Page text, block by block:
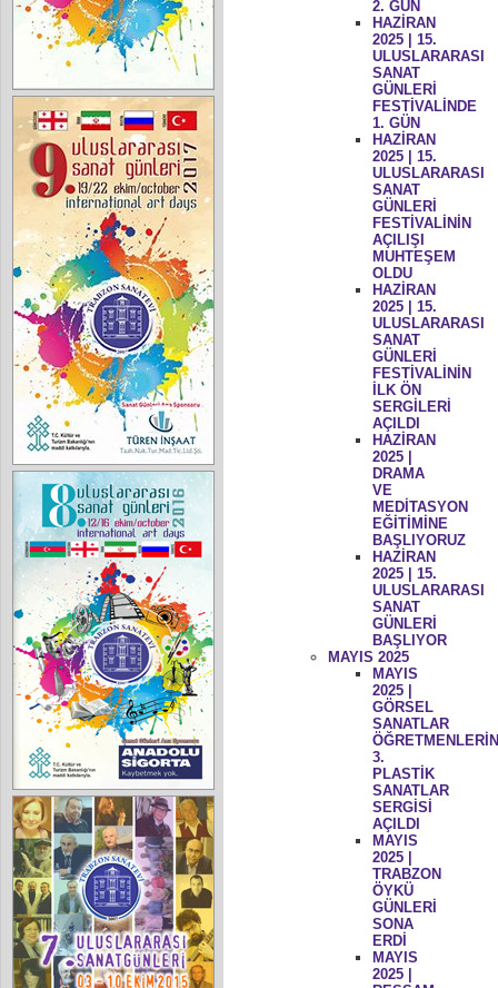
2. GÜN
HAZİRAN
2025 | 15.
ULUSLARARASI
SANAT
GÜNLERİ
FESTİVALİNDE
1. GÜN
HAZİRAN
2025 | 15.
ULUSLARARASI
SANAT
GÜNLERİ
FESTİVALİNİN
AÇILIŞI
MUHTEŞEM
OLDU
HAZİRAN
2025 | 15.
ULUSLARARASI
SANAT
GÜNLERİ
FESTİVALİNİN
İLK ÖN
SERGİLERİ
AÇILDI
HAZİRAN
2025 |
DRAMA
VE
MEDİTASYON
EĞİTİMİNE
BAŞLIYORUZ
HAZİRAN
2025 | 15.
ULUSLARARASI
SANAT
GÜNLERİ
BAŞLIYOR
MAYIS 2025
MAYIS
2025 |
GÖRSEL
SANATLAR
3.
PLASTİK
SANATLAR
SERGİSİ
AÇILDI
MAYIS
2025 |
TRABZON
ÖYKÜ
GÜNLERİ
SONA
ERDİ
MAYIS
2025 |